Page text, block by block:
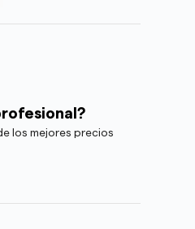
los mejores precios